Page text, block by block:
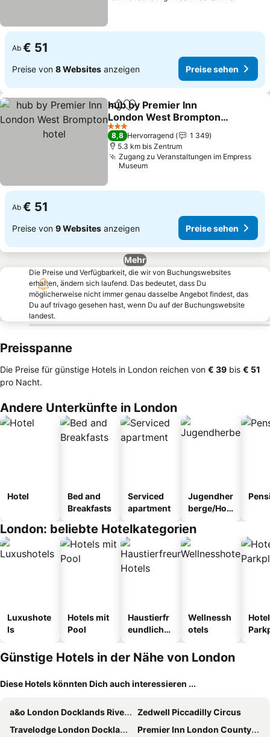
Ab € 51
Preise von 8 Websites anzeigen Preise sehen
TeilenZu Favoriten hinzufügen
hub by Premier Inn
London West Brompton
hotel
Preise sehen
3 Sterne
8,8 Hervorragend
1 349
5.3 km bis Zentrum
Zugang zu Veranstaltungen im Empress
Museum
Ab € 51
Preise von 9 Websites anzeigen Preise sehen
Mehr
Die Preise und Verfügbarkeit, die wir von Buchungswebsites
erhalten, ändern sich laufend. Das bedeutet, dass Du
möglicherweise nicht immer genau dasselbe Angebot findest, das
Du auf trivago gesehen hast, wenn Du auf der Buchungswebsite
landest.
Preisspanne
Die Preise für günstige Hotels in London reichen von ‎€ 39 bis ‎€ 51
pro Nacht.
Andere Unterkünfte in London
Hotel
Bed and
Breakfasts
Serviced
apartment
Jugendher
berge/Hos
London: beliebte Hotelkategorien
Luxushote
ls
Hotels mit
Pool
Haustierfr
eundliche
Wellnessh
otels
Günstige Hotels in der Nähe von London
Diese Hotels könnten Dich auch interessieren ...
a&o London Docklands Riverside
Zedwell Piccadilly Circus
Travelodge London Docklands Central
Premier Inn London County Hall